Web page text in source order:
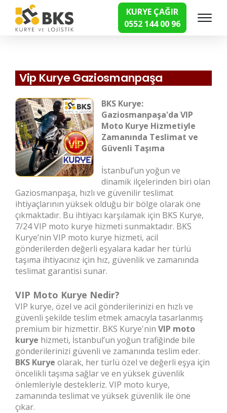
KURYE ÇAĞIR
0552 144 00 96
Hızlı Kurye Hizmetleri
Vip Kurye Gaziosmanpaşa
BKS Kurye:
Gaziosmanpaşa'da VIP
Moto Kurye Hizmetiyle
Zamanında Teslimat ve
Güvenli Taşıma
İstanbul’un yoğun ve
dinamik ilçelerinden biri olan
Gaziosmanpaşa, hızlı ve güvenilir teslimat
ihtiyaçlarının yüksek olduğu bir bölge olarak öne
çıkmaktadır. Bu ihtiyacı karşılamak için BKS Kurye,
7/24 VIP moto kurye hizmeti sunmaktadır. BKS
Kurye’nin VIP moto kurye hizmeti, acil
gönderilerden değerli eşyalara kadar her türlü
taşıma ihtiyacınız için hız, güvenlik ve zamanında
teslimat garantisi sunar.
VIP Moto Kurye Nedir?
VIP kurye, özel ve acil gönderilerinizi en hızlı ve
güvenli şekilde teslim etmek amacıyla tasarlanmış
premium bir hizmettir. BKS Kurye'nin VIP moto
kurye hizmeti, İstanbul’un yoğun trafiğinde bile
gönderilerinizi güvenli ve zamanında teslim eder.
BKS Kurye olarak, her türlü özel ve değerli eşya için
öncelikli taşıma sağlar ve en yüksek güvenlik
önlemleriyle destekleriz. VIP moto kurye,
zamanında teslimat ve yüksek güvenlik ile öne
çıkar.